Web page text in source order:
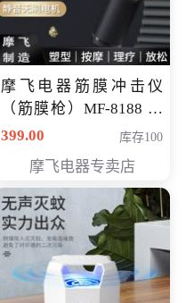
摩飞电器筋膜冲击仪
（筋膜枪）MF-8188 会
员专享价268元
399.00 库存100
摩飞电器专卖店